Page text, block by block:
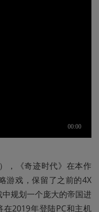
，《奇迹时代》在本作
游戏，保留了之前的4X
规划一个庞大的帝国进
2019年登陆PC和主机